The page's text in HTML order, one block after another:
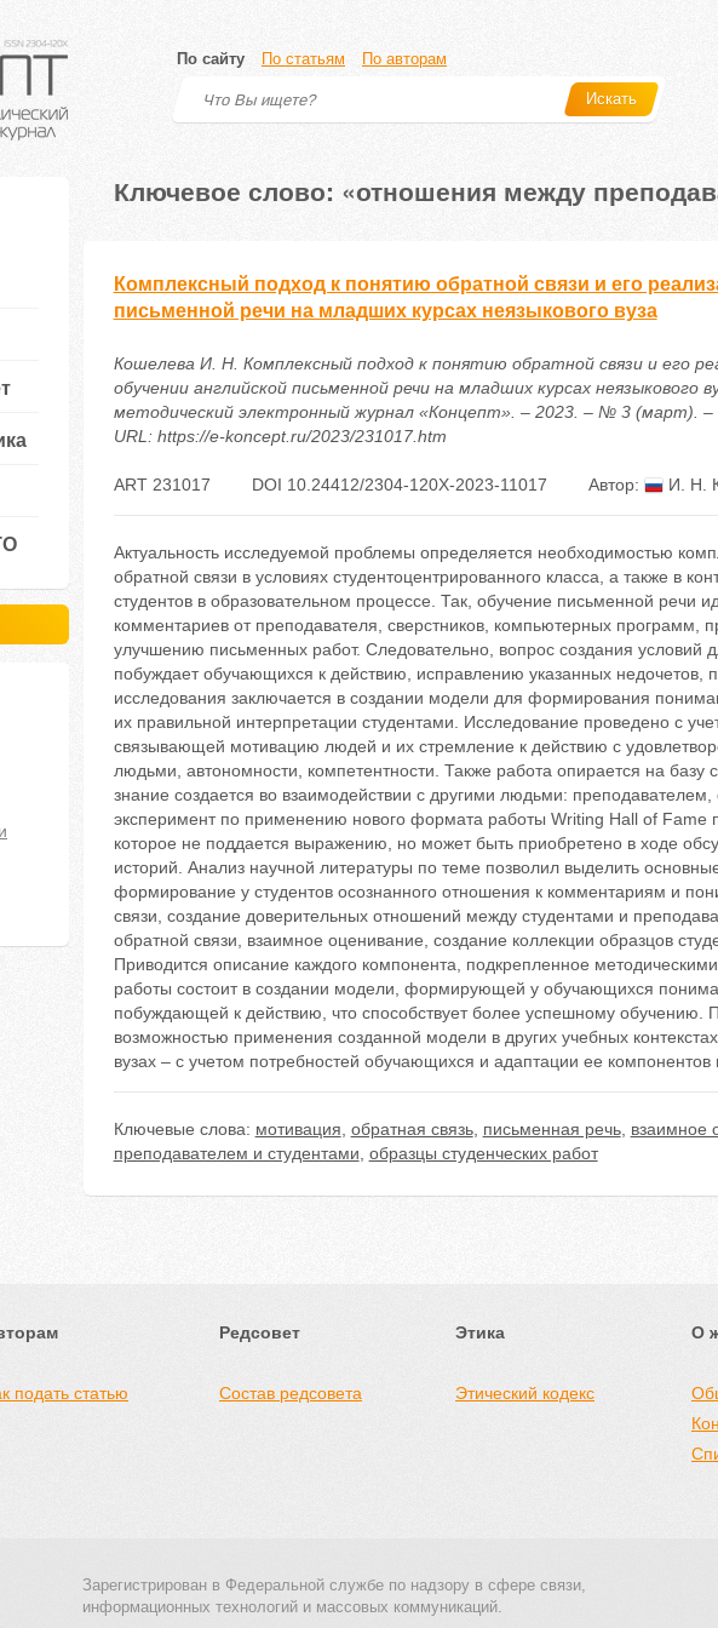
По сайту По статьям По авторам
Искать
Ключевое слово: «отношения между
Комплексный подход к понятию обратной связи и его
письменной речи на младших курсах неязыкового вуза
Кошелева И. Н. Комплексный подход к понятию обратной связи и его
обучении английской письменной речи на младших курсах неязыкового
методический электронный журнал «Концепт». – 2023. – № 3 (март). –
URL: https://e-koncept.ru/2023/231017.htm
ART 231017 DOI 10.24412/2304-120X-2023-11017 Автор: И. Н.
Актуальность исследуемой проблемы определяется необходимостью
обратной связи в условиях студентоцентрированного класса, а также в
студентов в образовательном процессе. Так, обучение письменной речи
комментариев от преподавателя, сверстников, компьютерных программ,
улучшению письменных работ. Следовательно, вопрос создания условий
побуждает обучающихся к действию, исправлению указанных недочетов,
исследования заключается в создании модели для формирования
их правильной интерпретации студентами. Исследование проведено с
связывающей мотивацию людей и их стремление к действию с
людьми, автономности, компетентности. Также работа опирается на базу
знание создается во взаимодействии с другими людьми:
эксперимент по применению нового формата работы Writing Hall of Fame
которое не поддается выражению, но может быть приобретено в ходе
историй. Анализ научной литературы по теме позволил выделить
формирование у студентов осознанного отношения к комментариям и
связи, создание доверительных отношений между студентами и
обратной связи, взаимное оценивание, создание коллекции образцов
Приводится описание каждого компонента, подкрепленное
работы состоит в создании модели, формирующей у обучающихся
побуждающей к действию, что способствует более успешному обучению.
возможностью применения созданной модели в других учебных
вузах – с учетом потребностей обучающихся и адаптации ее
Ключевые слова: мотивация обратная связь, письменная речь, взаимное
преподавателем и студентами образцы студенческих работ
подать статью
Редсовет
Состав редсовета
Этика
Этический кодекс
О
Зарегистрирован в Федеральной службе по надзору в сфере связи,
информационных технологий и массовых коммуникаций.